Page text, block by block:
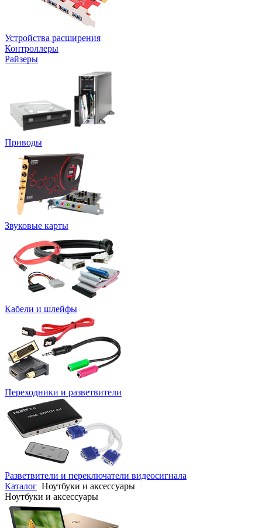
Устройства расширения
Контроллеры
Райзеры
Приводы
Звуковые карты
Кабели и шлейфы
Переходники и разветвители
Разветвители и переключатели видеосигнала
Каталог Ноутбуки и аксессуары
Ноутбуки и аксессуары